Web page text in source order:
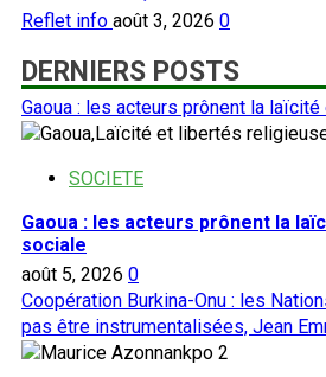
Reflet info août 3, 2026 0
DERNIERS POSTS
Gaoua : les acteurs prônent la
SOCIETE
Gaoua : les acteurs prônent la
sociale
août 5, 2026 0
Coopération Burkina-Onu : les
pas être instrumentalisées, Jean
2